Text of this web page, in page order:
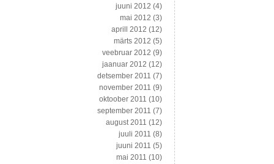
juuni 2012 (4)
mai 2012 (3)
aprill 2012 (12)
märts 2012 (5)
veebruar 2012 (9)
jaanuar 2012 (12)
detsember 2011 (7)
november 2011 (9)
oktoober 2011 (10)
september 2011 (7)
august 2011 (12)
juuli 2011 (8)
juuni 2011 (5)
mai 2011 (10)